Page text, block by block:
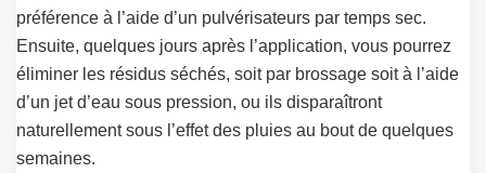
préférence à l’aide d’un pulvérisateurs par temps sec.
Ensuite, quelques jours après l’application, vous pourrez
éliminer les résidus séchés, soit par brossage soit à l’aide
d’un jet d’eau sous pression, ou ils disparaîtront
naturellement sous l’effet des pluies au bout de quelques
semaines.